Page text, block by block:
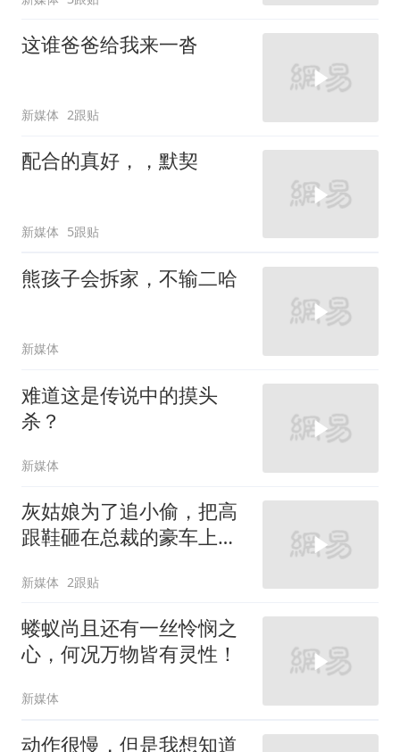
这谁爸爸给我来一沓
新媒体 2跟贴
配合的真好，，默契
新媒体 5跟贴
熊孩子会拆家，不输二哈
新媒体
难道这是传说中的摸头
杀？
新媒体
灰姑娘为了追小偷，把高
跟鞋砸在总裁的豪车上，
新媒体 2跟贴
蝼蚁尚且还有一丝怜悯之
心，何况万物皆有灵性！
新媒体
动作很慢，但是我想知道